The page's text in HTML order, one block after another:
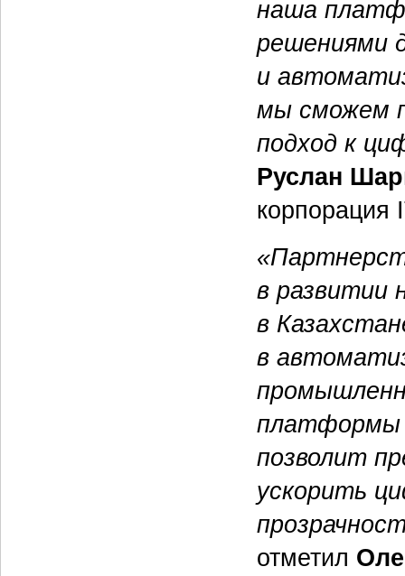
наша
решениями
и
мы сможем
подход к
Руслан
корпорация
в развитии
в
в
платформы
позволит
ускорить
отметил